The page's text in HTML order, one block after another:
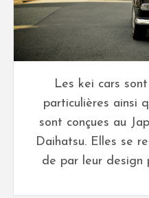
Les kei cars
particulières ainsi
sont conçues au
Daihatsu. Elles se
de par leur design